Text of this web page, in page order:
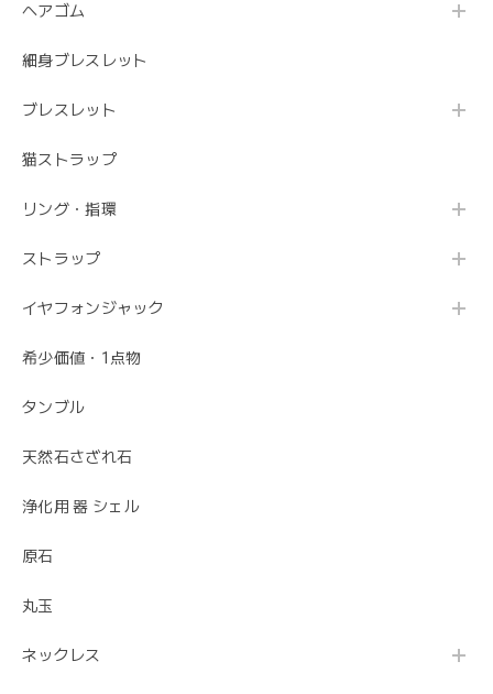
ヘアゴム
細身ブレスレット
ブレスレット
猫ストラップ
リング・指環
ストラップ
イヤフォンジャック
希少価値・1点物
タンブル
天然石さざれ石
浄化用 器 シェル
原石
丸玉
ネックレス